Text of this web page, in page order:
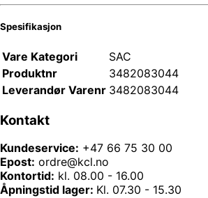
Spesifikasjon
Vare Kategori
SAC
Produktnr
3482083044
Leverandør Varenr 3482083044
Kontakt
Kundeservice: +47 66 75 30 00
Epost: ordre@kcl.no
Kontortid: kl. 08.00 - 16.00
Åpningstid lager: Kl. 07.30 - 15.30